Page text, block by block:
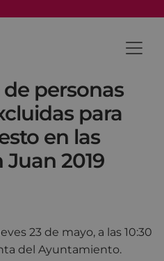
personas
para
en las
Juan 2019
23 de mayo, a las 10:30
del Ayuntamiento.